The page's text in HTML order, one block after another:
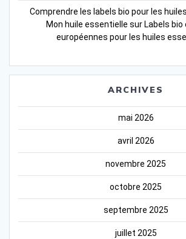
Comprendre les labels bio pour les
Mon huile essentielle sur Labels
européennes pour les huiles
ARCHIVES
mai 2026
avril 2026
novembre 2025
octobre 2025
septembre 2025
juillet 2025